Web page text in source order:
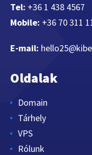
Tel: +36 1 438 4567
Mobile: +36 70 311
E-mail:
Oldalak
Domain
Tárhely
VPS
Rólunk